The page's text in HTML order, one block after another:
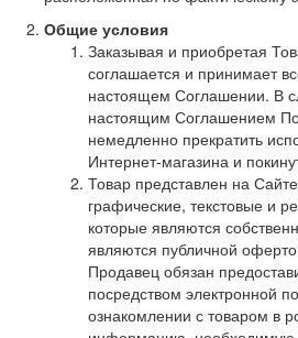
Общие условия
Заказывая и приобретая
соглашается и принимает
настоящем Соглашении. В
настоящим Соглашением
немедленно прекратить
Интернет-магазина и
Товар представлен на
графические, текстовые и
которые являются
являются публичной
Продавец обязан
посредством электронной
ознакомлении с товаром в